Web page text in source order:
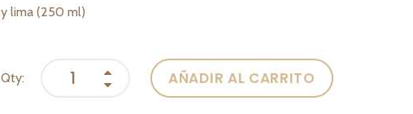
y lima (250 ml)
Qty: AÑADIR AL CARRITO